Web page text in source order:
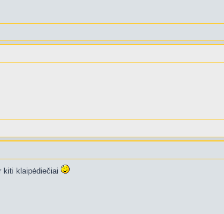
kiti klaipėdiečiai